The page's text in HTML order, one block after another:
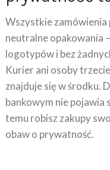
Wszystkie zamówienia
neutralne opakowania
logotypów i bez
Kurier ani osoby
znajduje się w środku.
bankowym nie pojawia
temu robisz zakupy
obaw o prywatność.